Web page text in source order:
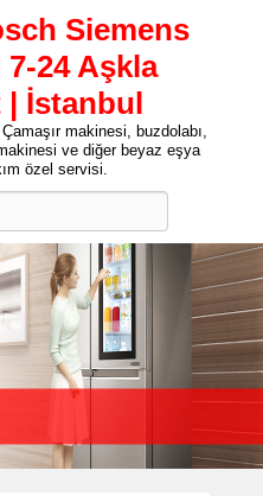
Siemens
24 Aşkla
| İstanbul
makinesi, buzdolabı,
ve diğer beyaz eşya
özel servisi.